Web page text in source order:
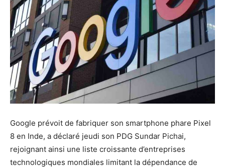
Google prévoit de fabriquer son smartphone phare Pixel
8 en Inde, a déclaré jeudi son PDG Sundar Pichai,
rejoignant ainsi une liste croissante d’entreprises
technologiques mondiales limitant la dépendance de